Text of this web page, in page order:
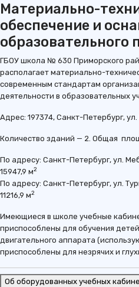
Материально-
обеспечение и
образовательного
ГБОУ школа № 630 Приморского
располагает материально-
современным стандартам
деятельности в образовательных
​Адрес: 197374, Санкт-Петербург,
Количество зданий — 2. Общая
По адресу: Санкт-Петербург, ул.
15947,9 м2
По адресу: Санкт-Петербург, ул.
11216,9 м2
Имеющиеся в школе учебные
приспособлены для обучения
двигательного аппарата
приспособлены для незрячих и
Об оборудованных учебных